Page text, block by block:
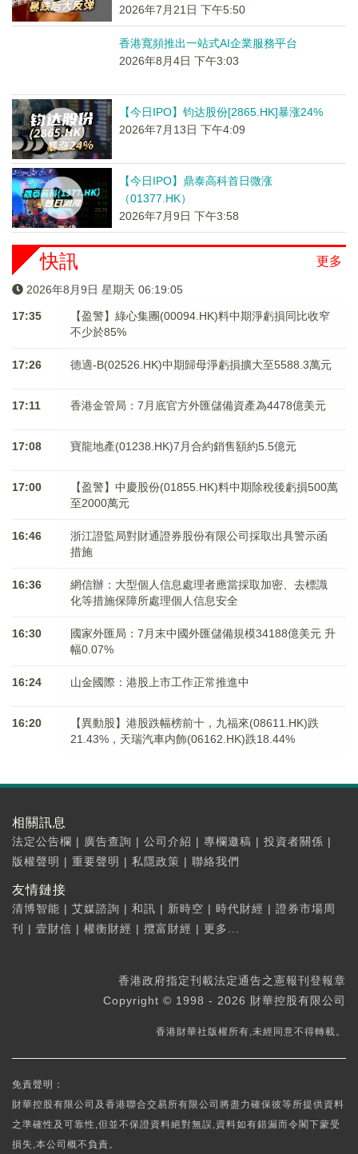
2026年7月21日 下午5:50
香港寬頻推出一站式AI企業服務平台
2026年8月4日 下午3:03
【今日IPO】钧达股份[2865.HK]暴涨24%
2026年7月13日 下午4:09
【今日IPO】鼎泰高科首日微涨
（01377.HK）
2026年7月9日 下午3:58
更多
快訊
2026年8月9日 星期天 06:19:05
17:35
【盈警】綠心集團(00094.HK)料中期淨虧損同比收窄
不少於85%
17:26 德適-B(02526.HK)中期歸母淨虧損擴大至5588.3萬元
17:11 香港金管局：7月底官方外匯儲備資產為4478億美元
17:08 寶龍地產(01238.HK)7月合約銷售額約5.5億元
17:00
【盈警】中慶股份(01855.HK)料中期除稅後虧損500萬
至2000萬元
16:46
浙江證監局對財通證券股份有限公司採取出具警示函
措施
16:36
網信辦：大型個人信息處理者應當採取加密、去標識
化等措施保障所處理個人信息安全
16:30
國家外匯局：7月末中國外匯儲備規模34188億美元 升
幅0.07%
16:24 山金國際：港股上市工作正常推進中
16:20
【異動股】港股跌幅榜前十，九福來(08611.HK)跌
21.43%，天瑞汽車内飾(06162.HK)跌18.44%
相關訊息
法定公告欄 | 廣告查詢 | 公司介紹 | 專欄邀稿 | 投資者關係 |
版權聲明 | 重要聲明 | 私隱政策 | 聯絡我們
友情鏈接
清博智能 | 艾媒諮詢 | 和訊 | 新時空 | 時代財經 | 證券市場周
刊
| 壹財信 | 權衡財經 | 攬富財經 | 更多...
香港政府指定刊載法定通告之憲報刊登報章
Copyright © 1998 - 2026 財華控股有限公司
香港財華社版權所有,未經同意不得轉載。
免責聲明：
財華控股有限公司及香港聯合交易所有限公司將盡力確保彼等所提供資料
之準確性及可靠性,但並不保證資料絕對無誤,資料如有錯漏而令閣下蒙受
損失,本公司概不負責。